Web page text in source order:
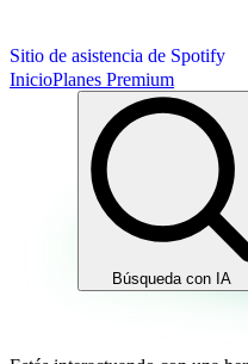
Sitio de asistencia de Spotify
InicioPlanes Premium
Búsqueda con IA